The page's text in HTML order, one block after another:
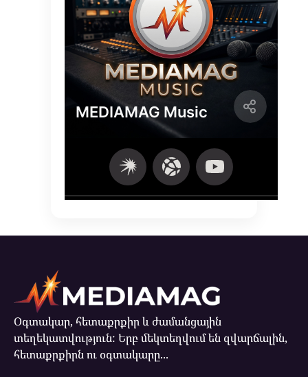
Օգտակար, հետաքրքիր և ժամանցային
տեղեկատվություն: Երբ մեկտեղվում են զվարճալին,
հետաքրքիրն ու օգտակարը...